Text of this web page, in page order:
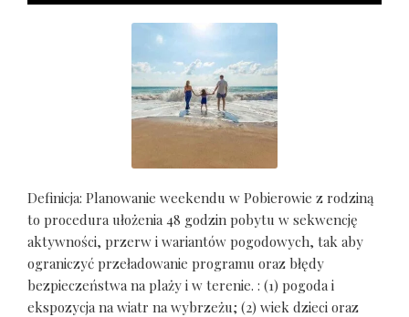
Definicja: Planowanie weekendu w Pobierowie z rodziną
to procedura ułożenia 48 godzin pobytu w sekwencję
aktywności, przerw i wariantów pogodowych, tak aby
ograniczyć przeładowanie programu oraz błędy
bezpieczeństwa na plaży i w terenie. : (1) pogoda i
ekspozycja na wiatr na wybrzeżu; (2) wiek dzieci oraz